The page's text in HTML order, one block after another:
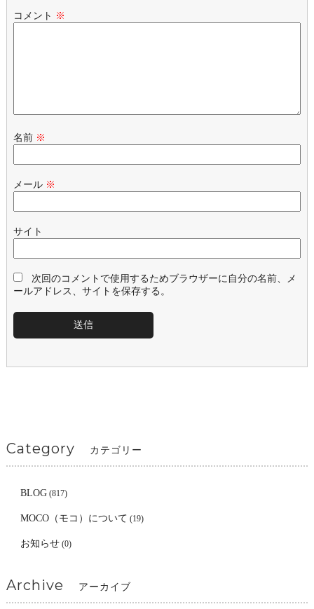
コメント ※
名前 ※
メール ※
サイト
次回のコメントで使用するためブラウザーに自分の名前、メ
ールアドレス、サイトを保存する。
Category カテゴリー
BLOG(817)
MOCO（モコ）について (19)
お知らせ(0)
Archive アーカイブ